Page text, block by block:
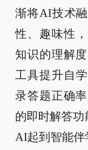
渐将AI技术
性、趣味性
知识的理解
工具提升自
录答题正确
的即时解答功
AI起到智能伴